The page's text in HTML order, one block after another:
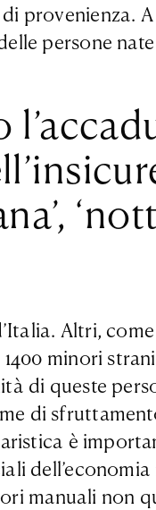
provenienza. A
persone
Altri,
minori
di queste
di
è
manuali non